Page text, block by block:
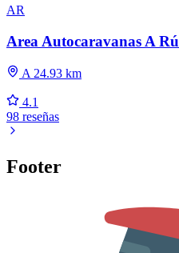
AR
Area Autocaravanas A
A 24.93 km
4.1
98 reseñas
Footer